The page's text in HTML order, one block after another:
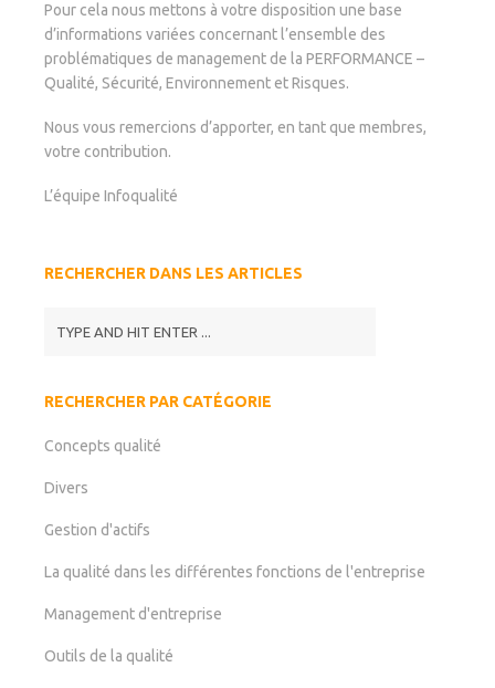
Pour cela nous mettons à votre disposition une base
d’informations variées concernant l’ensemble des
problématiques de management de la PERFORMANCE –
Qualité, Sécurité, Environnement et Risques.
Nous vous remercions d’apporter, en tant que membres,
votre contribution.
L’équipe Infoqualité
RECHERCHER DANS LES ARTICLES
RECHERCHER PAR CATÉGORIE
Concepts qualité
Divers
Gestion d'actifs
La qualité dans les différentes fonctions de l'entreprise
Management d'entreprise
Outils de la qualité